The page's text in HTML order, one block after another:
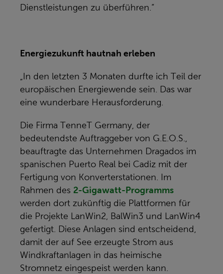
Dienstleistungen zu überführen.“
Energiezukunft hautnah erleben
„In den letzten 3 Monaten durfte ich Teil der
europäischen Energiewende sein. Das war
eine wunderbare Herausforderung.
Die Firma TenneT Germany, der
bedeutendste Auftraggeber von G.E.O.S.,
beauftragte das Unternehmen Dragados im
spanischen Puerto Real bei Cadiz mit der
Fertigung von Konverterstationen. Im
Rahmen des 2-Gigawatt-Programms
werden dort zukünftig die Plattformen für
die Projekte LanWin2, BalWin3 und LanWin4
gefertigt. Diese Anlagen sind entscheidend,
damit der auf See erzeugte Strom aus
Windkraftanlagen in das heimische
Stromnetz eingespeist werden kann.